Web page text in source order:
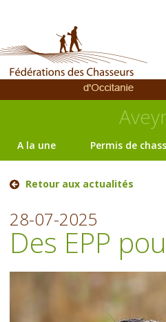
A la une Permis de
Retour aux actualités
28-07-2025
Des EPP